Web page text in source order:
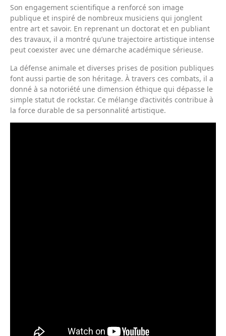
Son engagement scientifique a renforcé son image
publique et inspiré de nombreux musiciens qui jonglent
entre art et savoir. En reprenant un doctorat et en publiant
des travaux, il a montré qu’une trajectoire artistique intense
peut coexister avec une démarche académique sérieuse.
La défense animale et diverses prises de position publiques
font aussi partie de son héritage. À travers ces combats, il a
donné à sa notoriété une dimension éthique qui dépasse le
simple statut de rockstar. Ce mélange d’activités contribue à
la force durable de sa personnalité artistique.